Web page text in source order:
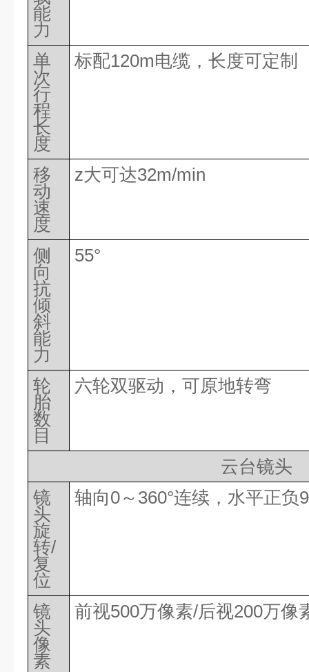
能
力
单
次
行
程
长
度
标配120m电缆，长度可定制
移
动
速
度
z大可达32m/min
侧
向
抗
倾
斜
能
力
55°
轮
胎
数
目
六轮双驱动，可原地转弯
云台镜头
镜
头
旋
转/
复
位
轴向0～360°连续，水平正负
镜
头
像
素
前视500万像素/后视200万像